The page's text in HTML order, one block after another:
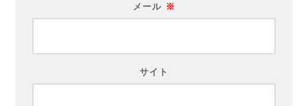
メール ※
サイト